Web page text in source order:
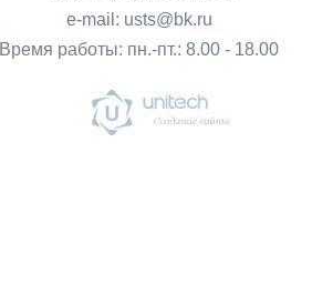
e-mail: usts@bk.ru
Время работы: пн.-пт.: 8.00 - 18.00